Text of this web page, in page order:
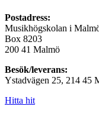
Postadress:
Musikhögskolan i
Box 8203
200 41 Malmö
Besök/leverans:
Ystadvägen 25, 214 45
Hitta hit